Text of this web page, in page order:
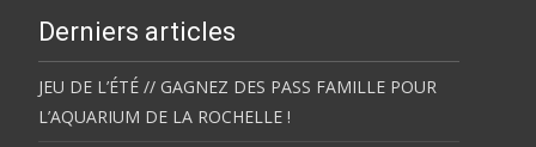
Derniers articles
JEU DE L’ÉTÉ // GAGNEZ DES PASS FAMILLE POUR
L’AQUARIUM DE LA ROCHELLE !